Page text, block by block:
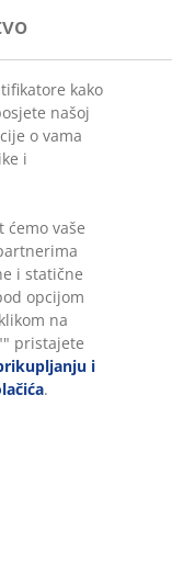
okvirom.
da
Otvor za
se osiguralo
može koristiti
cm